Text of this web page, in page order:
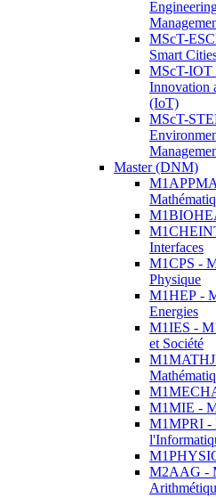
MScT-
Smart
MScT-IOT
Innovation
(IoT)
MScT-
Master (DNM)
Interfaces
M1CPS -
Physique
M1HEP -
Energies
M1IES -
et Société
M1MIE -
M1MPRI -
M2AAG -